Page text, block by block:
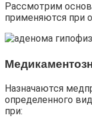
Рассмотрим
применяются при
Назначаются
определенного
при: